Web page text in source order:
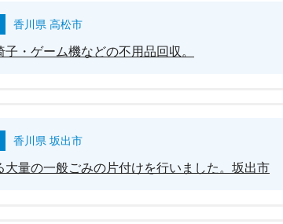
香川県 高松市
・ゲーム機などの不用品回収。
香川県 坂出市
量の一般ごみの片付けを行いました。坂出市